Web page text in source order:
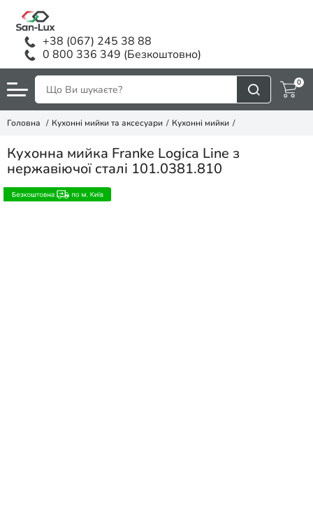
+38 (067) 245 38 88
0 800 336 349 (Безкоштовно)
0
Головна Кухонні мийки та аксесуари Кухонні мийки
Кухонна мийка Franke Logica Line з
нержавіючої сталі 101.0381.810